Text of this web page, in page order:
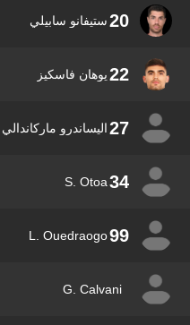
20 ستيفانو سابيلي
22 يوهان فاسكيز
27 اليساندرو ماركاندالي
34
S. Otoa
99
L. Ouedraogo
G. Calvani